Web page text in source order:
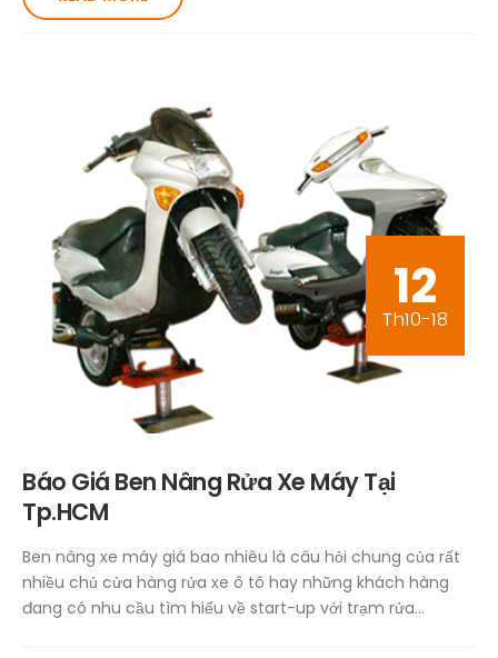
12
Th10-18
Báo Giá Ben Nâng Rửa Xe Máy Tại
Tp.HCM
Ben nâng xe máy giá bao nhiêu là câu hỏi chung của rất
nhiều chủ cửa hàng rửa xe ô tô hay những khách hàng
đang có nhu cầu tìm hiểu về start-up với trạm rửa...